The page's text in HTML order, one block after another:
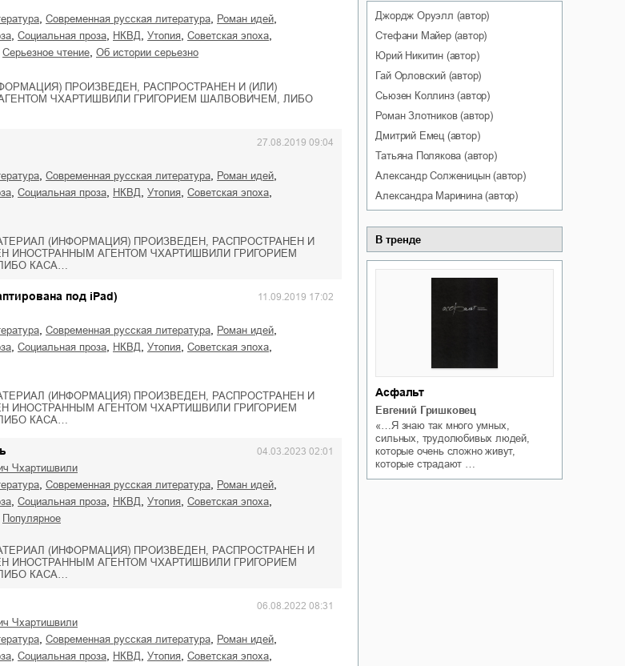
современная русская литература роман идей
социальная проза НКВД утопия советская эпоха
серьезное чтение об истории серьезно
ПРОИЗВЕДЕН, РАСПРОСТРАНЕН И (ИЛИ)
ЧХАРТИШВИЛИ ГРИГОРИЕМ ШАЛВОВИЧЕМ, ЛИБО
27.08.2019 09:04
современная русская литература роман идей
социальная проза НКВД утопия советская эпоха
(ИНФОРМАЦИЯ) ПРОИЗВЕДЕН, РАСПРОСТРАНЕН И
ИНОСТРАННЫМ АГЕНТОМ ЧХАРТИШВИЛИ ГРИГОРИЕМ
КАСА…
под iPad) 11.09.2019 17:02
современная русская литература роман идей
социальная проза НКВД утопия советская эпоха
(ИНФОРМАЦИЯ) ПРОИЗВЕДЕН, РАСПРОСТРАНЕН И
ИНОСТРАННЫМ АГЕНТОМ ЧХАРТИШВИЛИ ГРИГОРИЕМ
КАСА…
04.03.2023 02:01
Чхартишвили
современная русская литература роман идей
социальная проза НКВД утопия советская эпоха
Популярное
(ИНФОРМАЦИЯ) ПРОИЗВЕДЕН, РАСПРОСТРАНЕН И
ИНОСТРАННЫМ АГЕНТОМ ЧХАРТИШВИЛИ ГРИГОРИЕМ
КАСА…
06.08.2022 08:31
Чхартишвили
современная русская литература роман идей
социальная проза НКВД утопия советская эпоха
Джордж Оруэлл (автор)
Стефани Майер(автор)
Юрий Никитин(автор)
Гай Орловский(автор)
Сьюзен Коллинз(автор)
Роман Злотников(автор)
Дмитрий Емец(автор)
Татьяна Полякова (автор)
Александр Солженицын(автор)
Александра Маринина(автор)
В тренде
Асфальт
Евгений Гришковец
«…Я знаю так много умных,
сильных, трудолюбивых людей,
которые очень сложно живут,
которые страдают …